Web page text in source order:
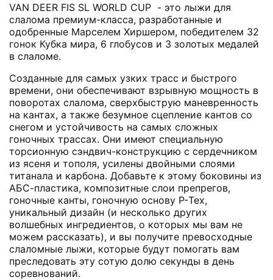
VAN DEER FIS SL WORLD CUP - это лыжи для
слалома премиум-класса, разработанные и
одобренные Марселем Хиршером, победителем 32
гонок Кубка мира, 6 глобусов и 3 золотых медалей
в слаломе.
Созданные для самых узких трасс и быстрого
времени, они обеспечивают взрывную мощность в
поворотах слалома, сверхбыструю маневренность
на кантах, а также безумное сцепление кантов со
снегом и устойчивость на самых сложных
гоночных трассах. Они имеют специальную
торсионную сэндвич-конструкцию с сердечником
из ясеня и тополя, усилены двойными слоями
титанала и карбона. Добавьте к этому боковины из
АБС-пластика, композитные слои препрегов,
гоночные канты, гоночную основу P-Тех,
уникальный дизайн (и несколько других
волшебных ингредиентов, о которых мы вам не
можем рассказать), и вы получите превосходные
слаломные лыжи, которые будут помогать вам
преследовать эту сотую долю секунды в день
соревнований.